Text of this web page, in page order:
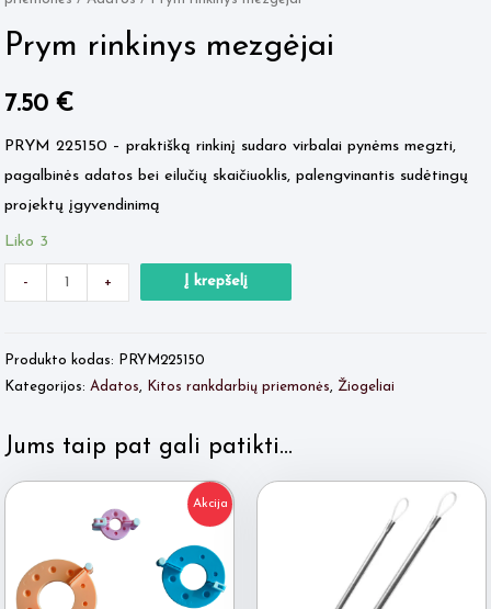
Prym rinkinys mezgėjai
7.50 €
PRYM 225150 – praktišką rinkinį sudaro virbalai pynėms megzti,
pagalbinės adatos bei eilučių skaičiuoklis, palengvinantis sudėtingų
projektų įgyvendinimą
Liko 3
Quantity
-
produkto
rinkinys
mezgėjai
Quantity
+ Į krepšelį
Produkto kodas:
PRYM225150
Kategorijos: Adatos, Kitos rankdarbių priemonės, Žiogeliai
Jums taip pat gali patikti…
Akcija